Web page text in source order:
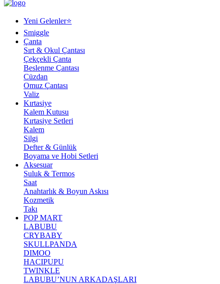
Yeni Gelenler⭐
Smiggle
Çanta
Sırt & Okul Çantası
Çekçekli Çanta
Beslenme Çantası
Cüzdan
Omuz Çantası
Valiz
Kırtasiye
Kalem Kutusu
Kırtasiye Setleri
Kalem
Silgi
Defter & Günlük
Boyama ve Hobi Setleri
Aksesuar
Suluk & Termos
Saat
Anahtarlık & Boyun Askısı
Kozmetik
Takı
POP MART
LABUBU
CRYBABY
SKULLPANDA
DIMOO
HACIPUPU
TWINKLE
LABUBU’NUN ARKADAŞLARI